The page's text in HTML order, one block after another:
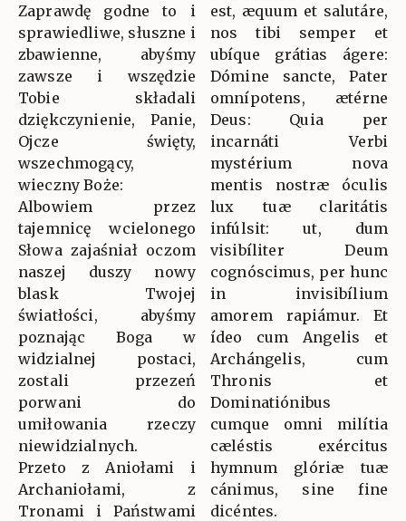
Zaprawdę godne to i
sprawiedliwe, słuszne i
zbawienne, abyśmy
zawsze i wszędzie
Tobie składali
dziękczynienie, Panie,
Ojcze święty,
wszechmogący,
wieczny Boże:
Albowiem przez
tajemnicę wcielonego
Słowa zajaśniał oczom
naszej duszy nowy
blask Twojej
światłości, abyśmy
poznając Boga w
widzialnej postaci,
zostali przezeń
porwani do
umiłowania rzeczy
niewidzialnych.
Przeto z Aniołami i
Archaniołami, z
Tronami i Państwami
est, æquum et salutáre,
nos tibi semper et
ubíque grátias ágere:
Dómine sancte, Pater
omnípotens, ætérne
Deus: Quia per
incarnáti Verbi
mystérium nova
mentis nostræ óculis
lux tuæ claritátis
infúlsit: ut, dum
visibíliter Deum
cognóscimus, per hunc
in invisibílium
amorem rapiámur. Et
ídeo cum Angelis et
Archángelis, cum
Thronis et
Dominatiónibus
cumque omni milítia
cæléstis exércitus
hymnum glóriæ tuæ
cánimus, sine fine
dicéntes.